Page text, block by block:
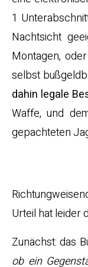
1
Nachtsicht
Montagen,
selbst
dahin legale
Waffe, und
gepachteten
Urteil hat leider
Zunächst: das
ob ein